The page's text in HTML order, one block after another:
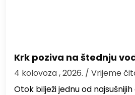
Krk poziva na štednju
4 kolovoza , 2026. / Vrijeme
Otok bilježi jednu od